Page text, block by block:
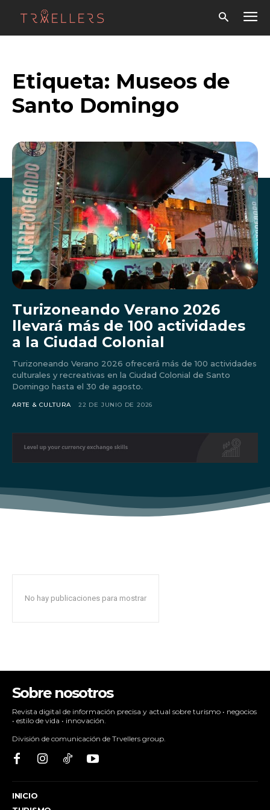
Don't miss
out!
Etiqueta: Museos de
Santo Domingo
Turizoneando Verano 2026
llevará más de 100 actividades
a la Ciudad Colonial
Turizoneando Verano 2026 ofrecerá más de 100 actividades
culturales y recreativas en la Ciudad Colonial de Santo
Domingo hasta el 30 de agosto.
ARTE & CULTURA 22 DE JUNIO DE 2026
No hay publicaciones para mostrar
Sobre nosotros
Revista digital de información precisa y actual sobre turismo • negocios
• estilo de vida • innovación.
División de comunicación de Trvellers group.
INICIO